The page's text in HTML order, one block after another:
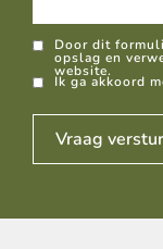
GDPRDoor dit
opslag en
website.
Ik ga akkoord
Vraag